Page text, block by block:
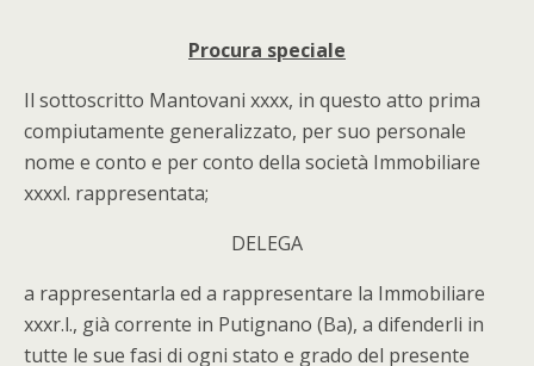
Procura speciale
Il sottoscritto Mantovani xxxx, in questo atto prima
compiutamente generalizzato, per suo personale
nome e conto e per conto della società Immobiliare
xxxxl. rappresentata;
DELEGA
a rappresentarla ed a rappresentare la Immobiliare
xxxr.l., già corrente in Putignano (Ba), a difenderli in
tutte le sue fasi di ogni stato e grado del presente